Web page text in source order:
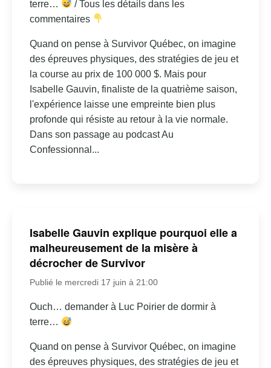
terre…
/ Tous les détails dans les
commentaires
Quand on pense à Survivor Québec, on imagine
des épreuves physiques, des stratégies de jeu et
la course au prix de 100 000 $. Mais pour
Isabelle Gauvin, finaliste de la quatrième saison,
l'expérience laisse une empreinte bien plus
profonde qui résiste au retour à la vie normale.
Dans son passage au podcast Au
Confessionnal...
Isabelle Gauvin explique pourquoi elle a
malheureusement de la misère à
décrocher de Survivor
Publié le mercredi 17 juin à 21:00
Ouch… demander à Luc Poirier de dormir à
terre…
Quand on pense à Survivor Québec, on imagine
des épreuves physiques, des stratégies de jeu et